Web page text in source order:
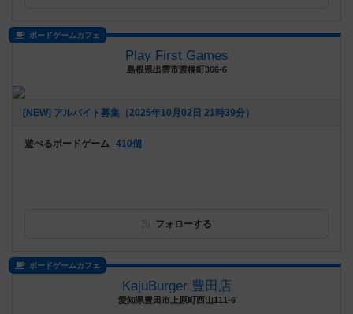
ボードゲームカフェ
Play First Games
島根県出雲市渡橋町366-6
[NEW] アルバイト募集（2025年10月02日 21時39分）
遊べるボードゲーム 410個
フォローする
ボードゲームカフェ
KajuBurger 豊田店
愛知県豊田市上原町西山111-6